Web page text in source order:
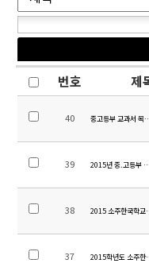
번호 제
40 중고등부 교과서 목록
39 2015년 중.고등부 신
38 2015 소주한국학교
37 2015학년도 소주한